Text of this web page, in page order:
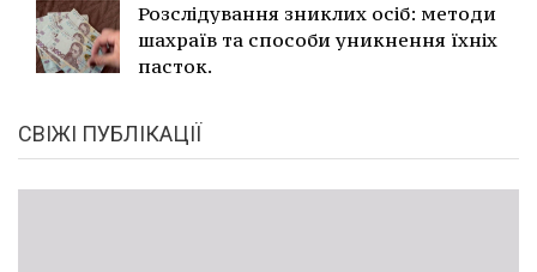
Розслідування зниклих осіб: методи
шахраїв та способи уникнення їхніх
пасток.
СВІЖІ ПУБЛІКАЦІЇ